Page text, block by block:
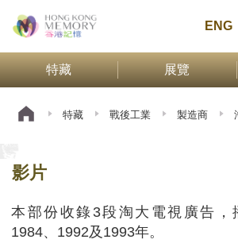
ENG
特藏 展覽
特藏 戰後工業 製造商
影片
本部份收錄3段淘大電視廣告，
1984、1992及1993年。